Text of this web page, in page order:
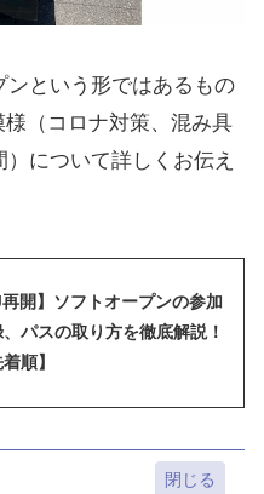
ンという形ではあるもの
（コロナ対策、混み具
について詳しくお伝え
再開】ソフトオープンの参加
パスの取り方を徹底解説！
順】